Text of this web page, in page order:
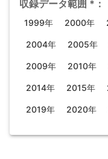
収録データ範囲 * ：
1999年 2000年
2004年 2005年
2009年 2010年
2014年 2015年
2019年 2020年